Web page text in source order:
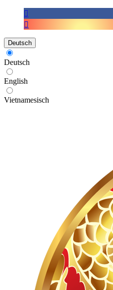
Deutsch
Deutsch
English
Vietnamesisch